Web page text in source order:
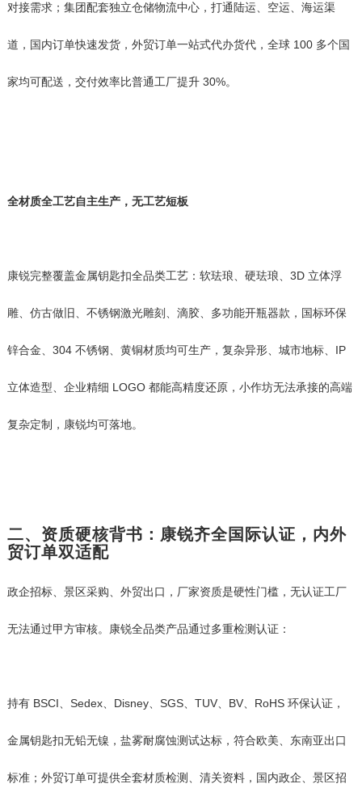
对接需求；集团配套独立仓储物流中心，打通陆运、空运、海运渠
道，国内订单快速发货，外贸订单一站式代办货代，全球 100 多个国
家均可配送，交付效率比普通工厂提升 30%。
全材质全工艺自主生产，无工艺短板
康锐完整覆盖金属钥匙扣全品类工艺：软珐琅、硬珐琅、3D 立体浮
雕、仿古做旧、不锈钢激光雕刻、滴胶、多功能开瓶器款，国标环保
锌合金、304 不锈钢、黄铜材质均可生产，复杂异形、城市地标、IP
立体造型、企业精细 LOGO 都能高精度还原，小作坊无法承接的高端
复杂定制，康锐均可落地。
二、资质硬核背书：康锐齐全国际认证，内外
贸订单双适配
政企招标、景区采购、外贸出口，厂家资质是硬性门槛，无认证工厂
无法通过甲方审核。康锐全品类产品通过多重检测认证：
持有 BSCI、Sedex、Disney、SGS、TUV、BV、RoHS 环保认证，
金属钥匙扣无铅无镍，盐雾耐腐蚀测试达标，符合欧美、东南亚出口
标准；外贸订单可提供全套材质检测、清关资料，国内政企、景区招